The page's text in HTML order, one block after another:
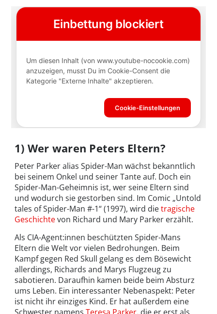
1) Wer waren Peters Eltern?
Peter Parker alias Spider-Man wächst bekanntlich
bei seinem Onkel und seiner Tante auf. Doch ein
Spider-Man-Geheimnis ist, wer seine Eltern sind
und wodurch sie gestorben sind. Im Comic „Untold
tales of Spider-Man #-1“ (1997), wird dietragische
Geschichtevon Richard und Mary Parker erzählt.
Als CIA-Agent:innen beschützten Spider-Mans
Eltern die Welt vor vielen Bedrohungen. Beim
Kampf gegen Red Skull gelang es dem Bösewicht
allerdings, Richards and Marys Flugzeug zu
sabotieren. Daraufhin kamen beide beim Absturz
ums Leben. Ein interessanter Nebenaspekt: Peter
ist nicht ihr einziges Kind. Er hat außerdem eine